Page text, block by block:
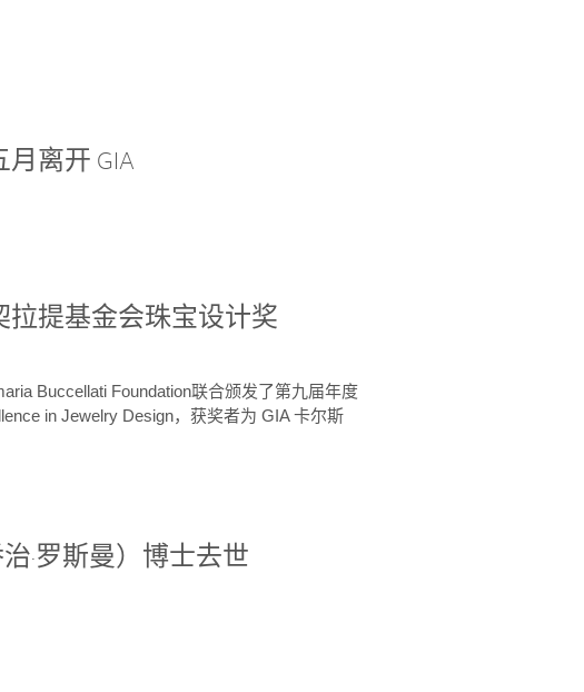
月离开 GIA
拉提基金会珠宝设计奖
Buccellati Foundation联合颁发了第九届年度
in Jewelry Design，获奖者为 GIA 卡尔斯
治·罗斯曼）博士去世